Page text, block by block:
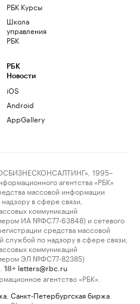
РБК Курсы
Школа
управления
РБК
РБК
Новости
iOS
Android
AppGallery
1995–
агентства «РБК»
массовой информации
в сфере связи,
коммуникаций
ИА №ФС77-63848) и сетевого
средства массовой
по надзору в сфере связи,
коммуникаций
ЭЛ №ФС77-82385)
18+ letters@rbc.ru
агентство «РБК».
Санкт-Петербургская биржа